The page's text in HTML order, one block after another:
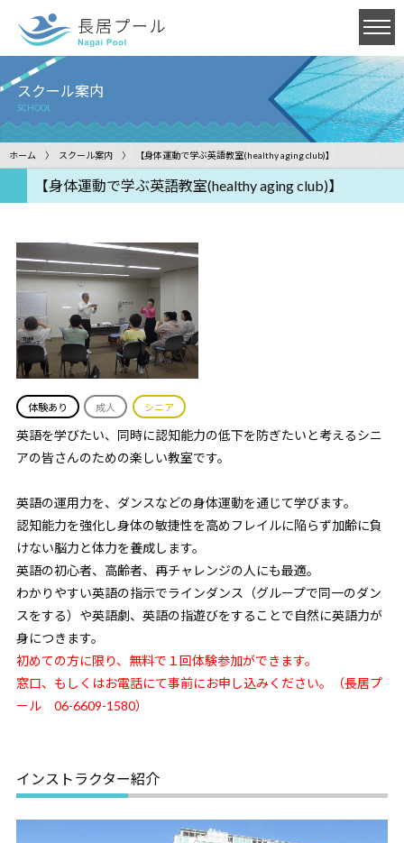
スクール案内
SCHOOL
ホーム スクール案内 【身体運動で学ぶ英語教室(healthy aging club)】
【身体運動で学ぶ英語教室(healthy aging club)】
体験あり 成人 シニア
英語を学びたい、同時に認知能力の低下を防ぎたいと考えるシニ
アの皆さんのための楽しい教室です。
英語の運用力を、ダンスなどの身体運動を通じて学びます。
認知能力を強化し身体の敏捷性を高めフレイルに陥らず加齢に負
けない脳力と体力を養成します。
英語の初心者、高齢者、再チャレンジの人にも最適。
わかりやすい英語の指示でラインダンス（グループで同一のダン
スをする）や英語劇、英語の指遊びをすることで自然に英語力が
身につきます。
初めての方に限り、無料で１回体験参加ができます。
窓口、もしくはお電話にて事前にお申し込みください。（長居プ
ール 06-6609-1580）
インストラクター紹介